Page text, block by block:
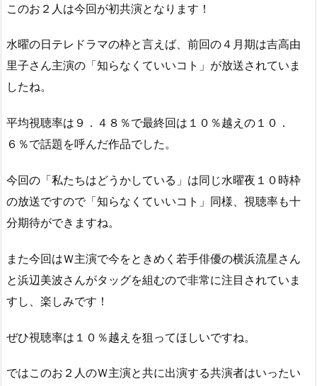
このお２人は今回が初共演となります！
水曜の日テレドラマの枠と言えば、前回の４月期は吉高由
里子さん主演の「知らなくていいコト」が放送されていま
したね。
平均視聴率は９．４８％で最終回は１０％越えの１０．
６％で話題を呼んだ作品でした。
今回の「私たちはどうかしている」は同じ水曜夜１０時枠
の放送ですので「知らなくていいコト」同様、視聴率も十
分期待ができますね。
また今回はＷ主演で今をときめく若手俳優の横浜流星さん
と浜辺美波さんがタッグを組むので非常に注目されていま
すし、楽しみです！
ぜひ視聴率は１０％越えを狙ってほしいですね。
ではこのお２人のＷ主演と共に出演する共演者はいったい